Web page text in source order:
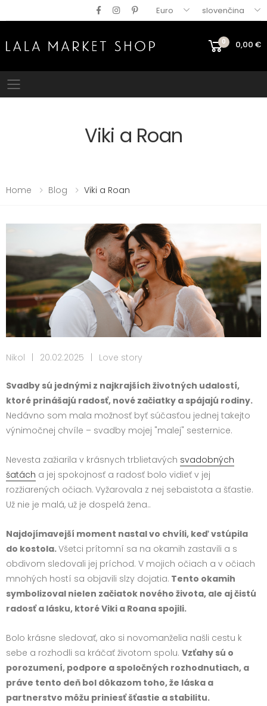
Euro slovenčina
0 0,00 €
Mobile menu
Viki a Roan
Home Blog Viki a Roan
Nikol | 20.02.2025 | Love story
Svadby sú jednými z najkrajších životných udalostí,
ktoré prinášajú radosť, nové začiatky a spájajú rodiny.
Nedávno som mala možnosť byť súčasťou jednej takejto
výnimočnej chvíle – svadby mojej "malej" sesternice.
Nevesta zažiarila v krásnych trblietavých svadobných
šatách a jej spokojnosť a radosť bolo vidieť v jej
rozžiarených očiach. Vyžarovala z nej sebaistota a šťastie.
Už nie je malá, už je dospelá žena..
Najdojímavejší moment nastal vo chvíli, keď vstúpila
do kostola.Všetci prítomní sa na okamih zastavili a s
obdivom sledovali jej príchod. V mojich očiach a v očiach
mnohých hostí sa objavili slzy dojatia. Tento okamih
symbolizoval nielen začiatok nového života, ale aj čistú
radosť a lásku, ktoré Viki a Roana spojili.
Bolo krásne sledovať, ako si novomanželia našli cestu k
sebe a rozhodli sa kráčať životom spolu. Vzťahy sú o
porozumení, podpore a spoločných rozhodnutiach, a
práve tento deň bol dôkazom toho, že láska a
partnerstvo môžu priniesť šťastie a stabilitu.